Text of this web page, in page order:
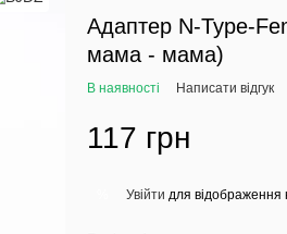
Адаптер N-Type-
мама - мама)
В наявності Написати відгук
117 грн
Увійти для відображення